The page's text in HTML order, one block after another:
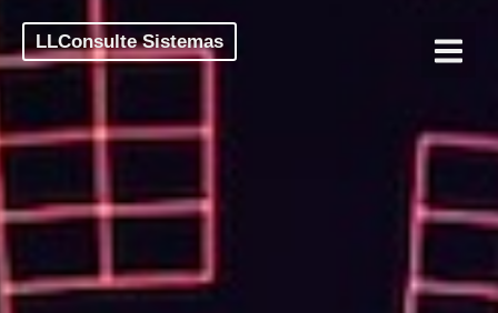
LLConsulte Sistemas